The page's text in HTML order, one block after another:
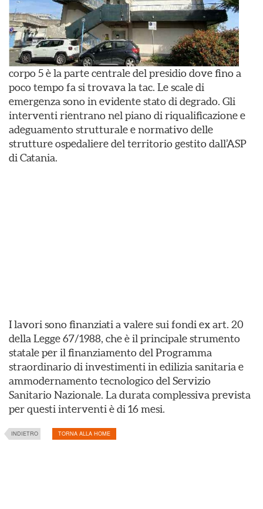
corpo 5 è la parte centrale del presidio dove fino a
poco tempo fa si trovava la tac. Le scale di
emergenza sono in evidente stato di degrado. Gli
interventi rientrano nel piano di riqualificazione e
adeguamento strutturale e normativo delle
strutture ospedaliere del territorio gestito dall’ASP
di Catania.
I lavori sono finanziati a valere sui fondi ex art. 20
della Legge 67/1988, che è il principale strumento
statale per il finanziamento del Programma
straordinario di investimenti in edilizia sanitaria e
ammodernamento tecnologico del Servizio
Sanitario Nazionale. La durata complessiva prevista
per questi interventi è di 16 mesi.
INDIETRO TORNA ALLA HOME